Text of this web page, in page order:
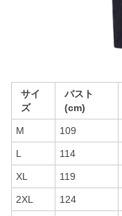
サイ
ズ
バスト
(cm)
M 109
L 114
XL 119
2XL 124